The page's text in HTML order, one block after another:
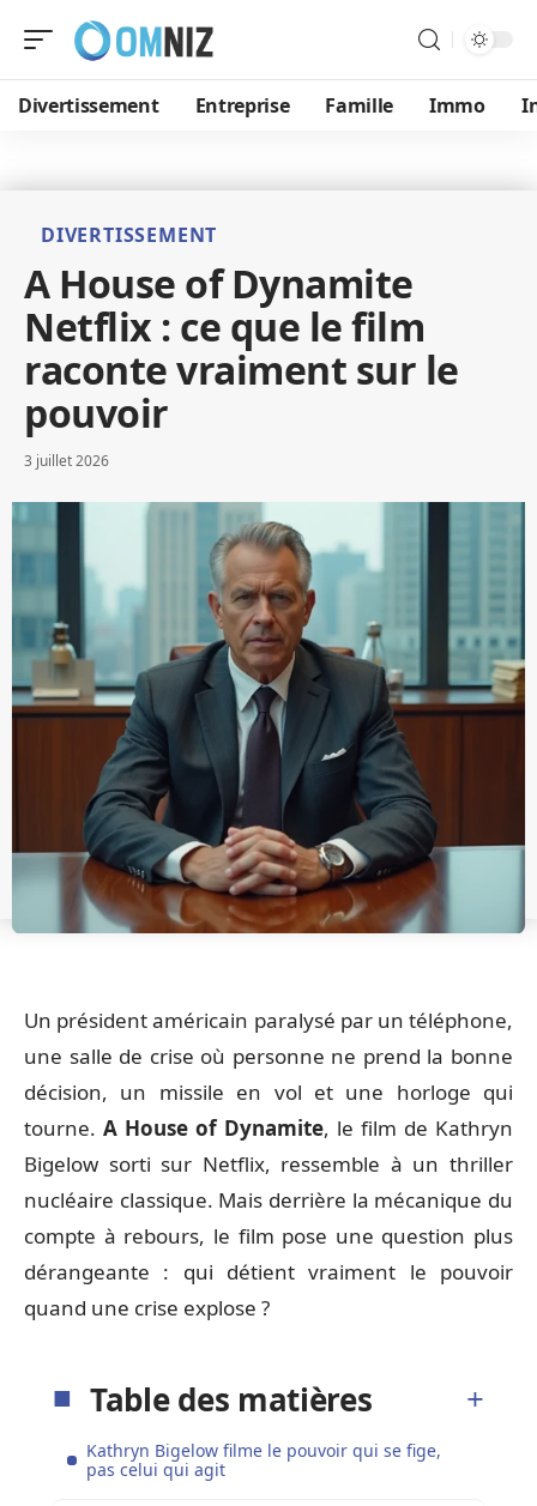
Divertissement Entreprise Famille Immo
DIVERTISSEMENT
A House of Dynamite
Netflix : ce que le film
raconte vraiment sur le
pouvoir
3 juillet 2026
Un président américain paralysé par un téléphone,
une salle de crise où personne ne prend la bonne
décision, un missile en vol et une horloge qui
tourne. A House of Dynamite, le film de Kathryn
Bigelow sorti sur Netflix, ressemble à un thriller
nucléaire classique. Mais derrière la mécanique du
compte à rebours, le film pose une question plus
dérangeante : qui détient vraiment le pouvoir
quand une crise explose ?
Table des matières
Kathryn Bigelow filme le pouvoir qui se fige,
pas celui qui agit